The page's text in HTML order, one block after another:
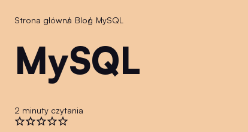
Strona główna
/ Blog
/ MySQL
MySQL
2 minuty czytania